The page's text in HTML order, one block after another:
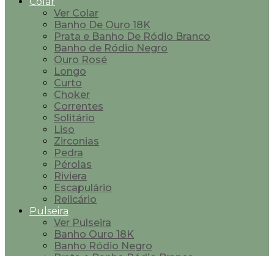
Ver Colar
Banho De Ouro 18K
Prata e Banho De Ródio Branco
Banho de Ródio Negro
Ouro Rosé
Longo
Curto
Choker
Correntes
Solitário
Liso
Zirconias
Pedra
Pérolas
Riviera
Escapulário
Relicário
Pulseira
Ver Pulseira
Banho Ouro 18K
Banho Ródio Negro